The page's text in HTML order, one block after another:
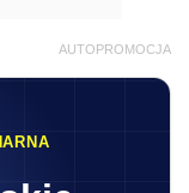
AUTOPROMOCJA